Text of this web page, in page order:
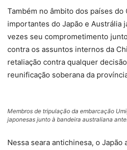
Também no âmbito dos países do
importantes do Japão e Austrália
vezes seu comprometimento
contra os assuntos internos da
retaliação contra qualquer
reunificação soberana da
Membros de tripulação da embarcação
japonesas junto à bandeira australiana
Nessa seara antichinesa, o Japão